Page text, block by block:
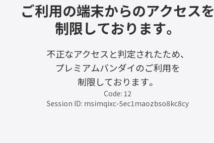
ご利用の端末からのアクセスを
制限しております。
不正なアクセスと判定されたため、
プレミアムバンダイのご利用を
制限しております。
Code: 12
Session ID: msimqixc-5ec1maozbso8kc8cy